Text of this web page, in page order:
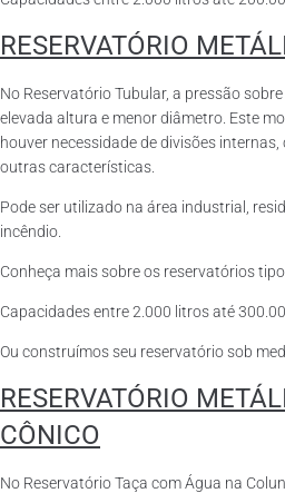
RESERVATÓRIO
No Reservatório Tubular, a pressão
elevada altura e menor diâmetro. Este
houver necessidade de divisões
outras características.
Pode ser utilizado na área industrial,
incêndio.
Conheça mais sobre os reservatórios
Capacidades entre 2.000 litros até
Ou construímos seu reservatório sob
RESERVATÓRIO
CÔNICO
No Reservatório Taça com Água na